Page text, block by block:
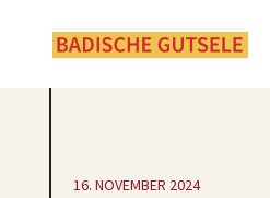
16. NOVEMBER 2024